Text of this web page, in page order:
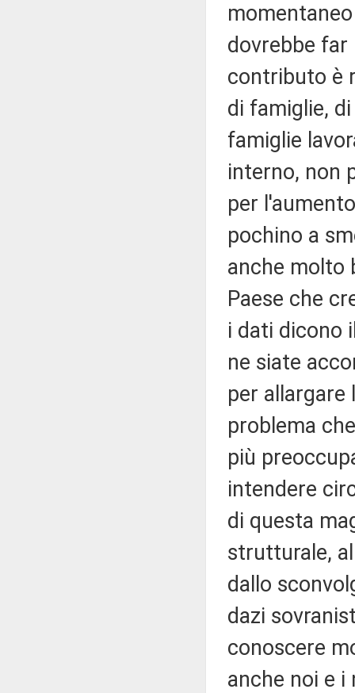
dovrebbe
contributo è
di famiglie,
famiglie
interno, non
per
pochino a
anche molto
Paese che
i dati dicono
ne siate
per allargare
problema
più
intendere
di questa
strutturale,
dallo
dazi
conoscere
anche noi e